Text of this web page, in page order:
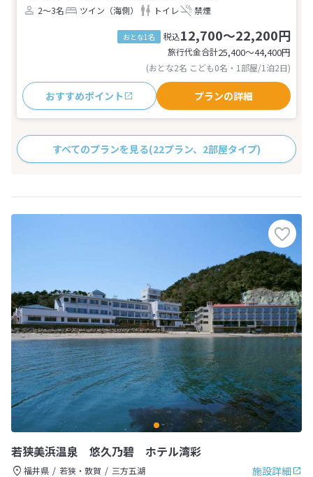
2～3名
ツイン（海側） トイレ 禁煙
おとな1名 税込12,700～22,200円
旅行代金合計25,400〜44,400円
(おとな2名 こども0名・1部屋/1泊2日)
おすすめポイント プランの詳細
すべてのプランを見る(22プラン、2部屋タイプ)
若狭美浜温泉 悠久乃碧 ホテル湾彩
施設詳細
福井県 若狭・敦賀 三方五湖